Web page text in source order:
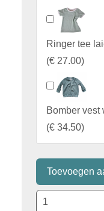
Ringer tee
(€ 27.00)
Bomber vest
(€ 34.50)